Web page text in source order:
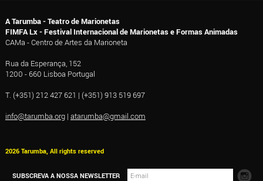
A Tarumba - Teatro de Marionetas
FIMFA Lx - Festival Internacional de Marionetas e Formas Animadas
CAMa - Centro de Artes da Marioneta
Rua da Esperança, 152
1200 - 660 Lisboa Portugal
T. (+351) 212 427 621 | (+351) 913 519 697
info@tarumba.org| atarumba@gmail.com
2026 Tarumba, All rights reserved
SUBSCREVA A NOSSA NEWSLETTER